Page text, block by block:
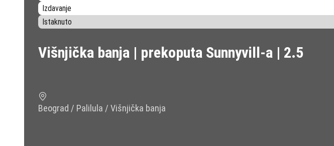
Izdavanje
Istaknuto
Višnjička banja | prekoputa Sunnyvill-a | 2.5
Beograd / Palilula / Višnjička banja